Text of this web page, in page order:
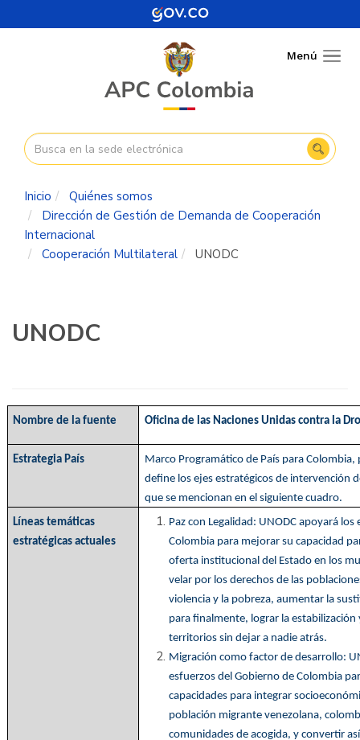
al
Menú
Inicio
Quiénes somos
Dirección de Gestión de Demanda de Cooperación
Internacional
Cooperación Multilateral
UNODC
UNODC
Nombre de la fuente Oficina de las Naciones Unidas contra la
Estrategia País
Marco Programático de País para
define los ejes estratégicos de intervención
que se mencionan en el siguiente cuadro.
Líneas temáticas
estratégicas actuales
Paz con Legalidad: UNODC apoyará
Colombia para mejorar su capacidad
oferta institucional del Estado en los
velar por los derechos de las
violencia y la pobreza, aumentar la
para finalmente, lograr la estabilización
territorios sin dejar a nadie atrás.
Migración como factor de desarrollo:
esfuerzos del Gobierno de Colombia
capacidades para integrar
población migrante venezolana,
comunidades de acogida, y convertir